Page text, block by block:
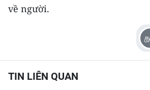
TIN MỚI
về người.
TIN LIÊN QUAN